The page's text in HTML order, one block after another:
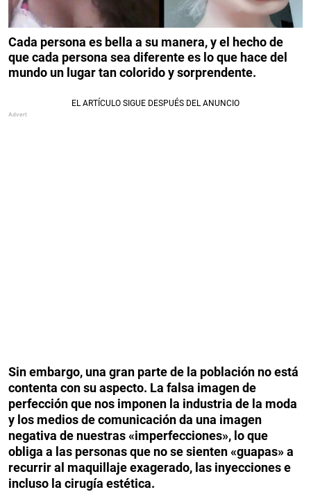
Cada persona es bella a su manera, y el hecho de
que cada persona sea diferente es lo que hace del
mundo un lugar tan colorido y sorprendente.
Sin embargo, una gran parte de la población no está
contenta con su aspecto. La falsa imagen de
perfección que nos imponen la industria de la moda
y los medios de comunicación da una imagen
negativa de nuestras «imperfecciones», lo que
obliga a las personas que no se sienten «guapas» a
recurrir al maquillaje exagerado, las inyecciones e
incluso la cirugía estética.